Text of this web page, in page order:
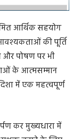
आर्थिक सहयोग
की पूर्ति
और पोषण पर भी
के आत्मसम्मान